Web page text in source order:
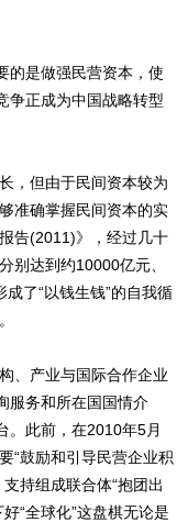
是做强民营资本，使
争正成为中国战略转型
，但由于民间资本较为
准确掌握民间资本的实
告(2011)》，经过几十
别达到约10000亿元、
了“以钱生钱”的自我循
、产业与国际合作企业
服务和所在国国情介
。此前，在2010年5月
“鼓励和引导民营企业积
持组成联合体“抱团出
“全球化”这盘棋无论是